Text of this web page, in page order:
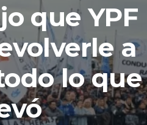
que YPF
a
lo que